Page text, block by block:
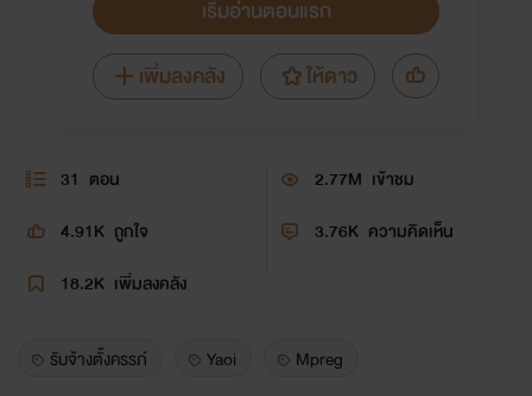
เริ่มอ่านตอนแรก
เพิ่มลงคลัง
ให้ดาว
31 ตอน 2.77M เข้าชม
4.91K ถูกใจ 3.76K ความคิดเห็น
18.2K เพิ่มลงคลัง
รับจ้างตั้งครรภ์ Yaoi Mpreg